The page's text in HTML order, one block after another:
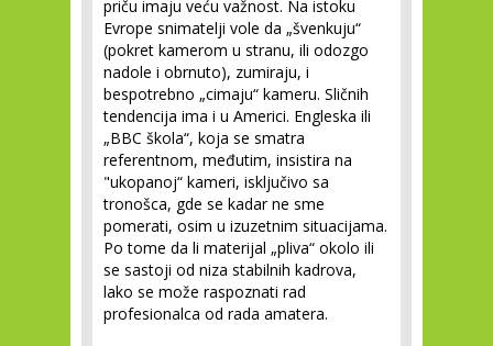
priču imaju veću važnost. Na istoku
Evrope snimatelji vole da „švenkuju“
(pokret kamerom u stranu, ili odozgo
nadole i obrnuto), zumiraju, i
bespotrebno „cimaju“ kameru. Sličnih
tendencija ima i u Americi. Engleska ili
„BBC škola“, koja se smatra
referentnom, međutim, insistira na
"ukopanoj“ kameri, isključivo sa
tronošca, gde se kadar ne sme
pomerati, osim u izuzetnim situacijama.
Po tome da li materijal „pliva“ okolo ili
se sastoji od niza stabilnih kadrova,
lako se može raspoznati rad
profesionalca od rada amatera.